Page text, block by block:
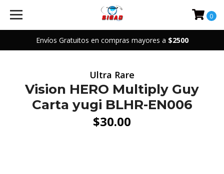
Envíos Gratuitos en compras mayores a $2500
0
Ultra Rare
Vision HERO Multiply Guy
Carta yugi BLHR-EN006
$30.00